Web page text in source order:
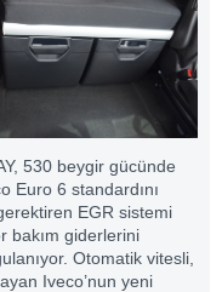
530 beygir gücünde
Euro 6 standardını
EGR sistemi
bakım giderlerini
Otomatik vitesli,
Iveco’nun yeni